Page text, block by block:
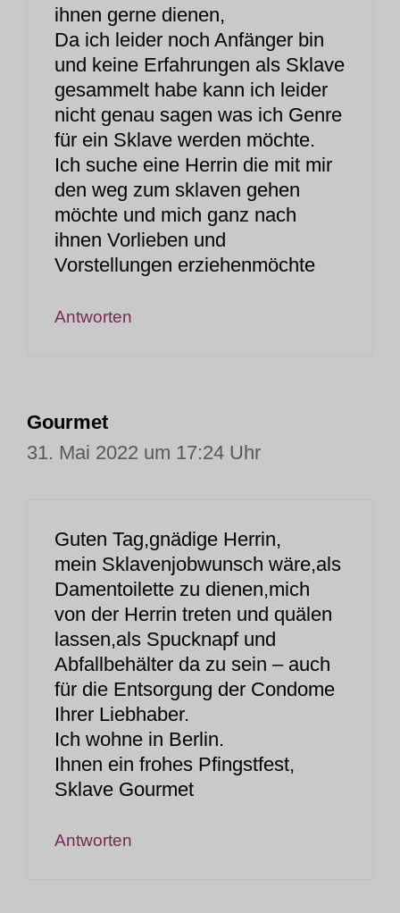
ihnen gerne dienen,
Da ich leider noch Anfänger bin
und keine Erfahrungen als Sklave
gesammelt habe kann ich leider
nicht genau sagen was ich Genre
für ein Sklave werden möchte.
Ich suche eine Herrin die mit mir
den weg zum sklaven gehen
möchte und mich ganz nach
ihnen Vorlieben und
Vorstellungen erziehenmöchte
Antworten
Gourmet
31. Mai 2022 um 17:24 Uhr
Guten Tag,gnädige Herrin,
mein Sklavenjobwunsch wäre,als
Damentoilette zu dienen,mich
von der Herrin treten und quälen
lassen,als Spucknapf und
Abfallbehälter da zu sein – auch
für die Entsorgung der Condome
Ihrer Liebhaber.
Ich wohne in Berlin.
Ihnen ein frohes Pfingstfest,
Sklave Gourmet
Antworten